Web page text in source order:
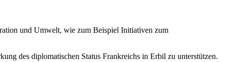
und Umwelt, wie zum Beispiel Initiativen zum
des diplomatischen Status Frankreichs in Erbil zu unterstützen.